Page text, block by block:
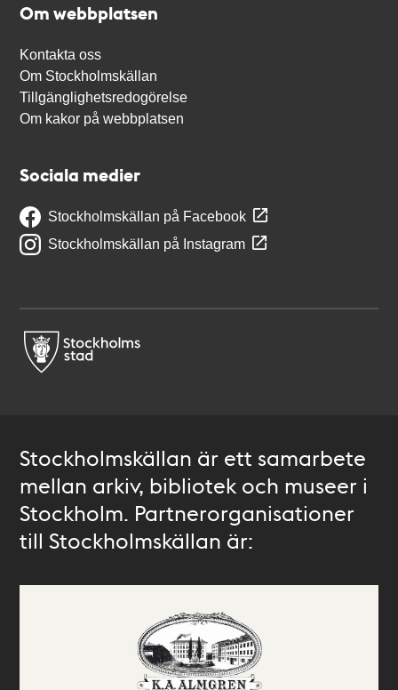
Om webbplatsen
Kontakta oss
Om Stockholmskällan
Tillgänglighetsredogörelse
Om kakor på webbplatsen
Sociala medier
Stockholmskällan på Facebook
Stockholmskällan på Instagram
Stockholmskällan är ett samarbete
mellan arkiv, bibliotek och museer i
Stockholm. Partnerorganisationer
till Stockholmskällan är: